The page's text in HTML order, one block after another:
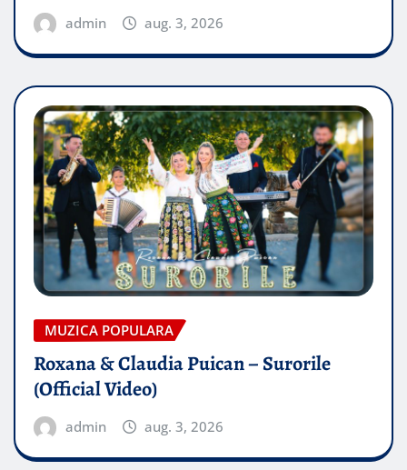
admin aug. 3, 2026
MUZICA POPULARA
Roxana & Claudia Puican – Surorile
(Official Video)
admin aug. 3, 2026